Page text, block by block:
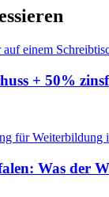
+ 50%
Was der